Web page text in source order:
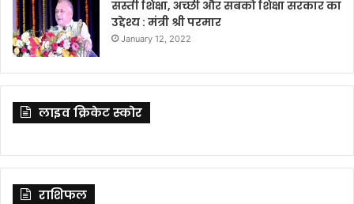
सस्ती शिक्षा, अच्छी और सबको शिक्षा सरकार का
उद्देश्य : मंत्री श्री परमार
January 12, 2022
लाइव क्रिकेट स्कोर
राशिफल